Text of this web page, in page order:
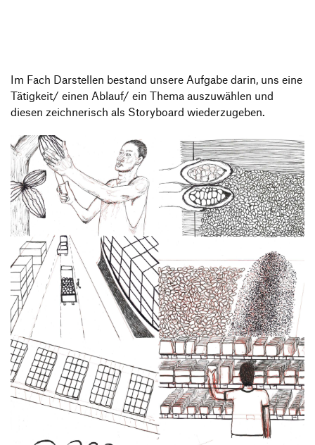
Im Fach Darstellen bestand unsere Aufgabe darin, uns eine
Tätigkeit/ einen Ablauf/ ein Thema auszuwählen und
diesen zeichnerisch als Storyboard wiederzugeben.